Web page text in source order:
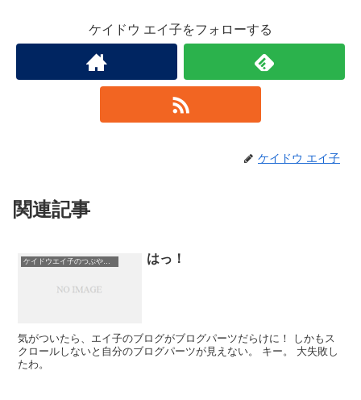
ケイドウ エイ子をフォローする
ケイドウ エイ子
関連記事
ケイドウエイ子のつぶやき日記 はっ！
気がついたら、エイ子のブログがブログパーツだらけに！ しかもス
クロールしないと自分のブログパーツが見えない。 キー。 大失敗し
たわ。